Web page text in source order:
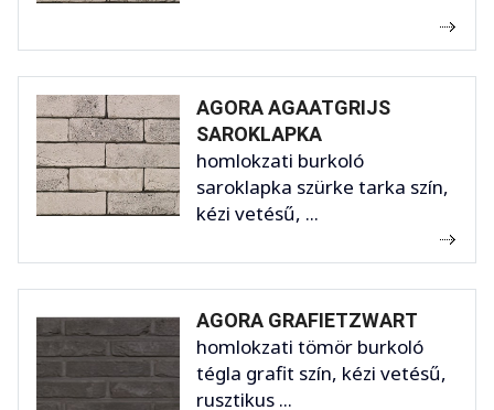
AGORA AGAATGRIJS
SAROKLAPKA
homlokzati burkoló
saroklapka szürke tarka szín,
kézi vetésű, ...
AGORA GRAFIETZWART
homlokzati tömör burkoló
tégla grafit szín, kézi vetésű,
rusztikus ...